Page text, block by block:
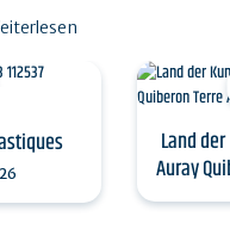
Land
Auray